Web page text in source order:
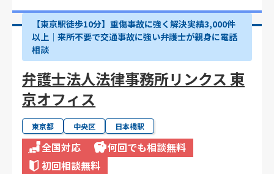
【東京駅徒歩10分】重傷事故に強く解決実績3,000件
以上│来所不要で交通事故に強い弁護士が親身に電話
相談
弁護士法人法律事務所リンクス 東
京オフィス
東京都 中央区 日本橋駅
全国対応
何回でも相談無料
初回相談無料